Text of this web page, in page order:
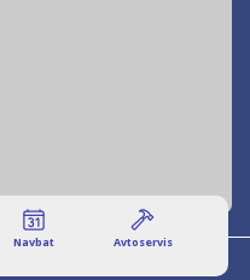
Navbat Аvtoservis
HUQUQLAR HIMOYALANGAN